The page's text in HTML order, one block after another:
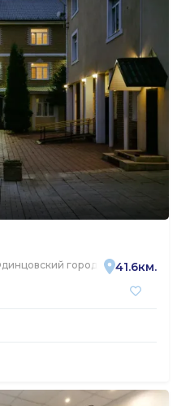
городской округ,
41.6км.